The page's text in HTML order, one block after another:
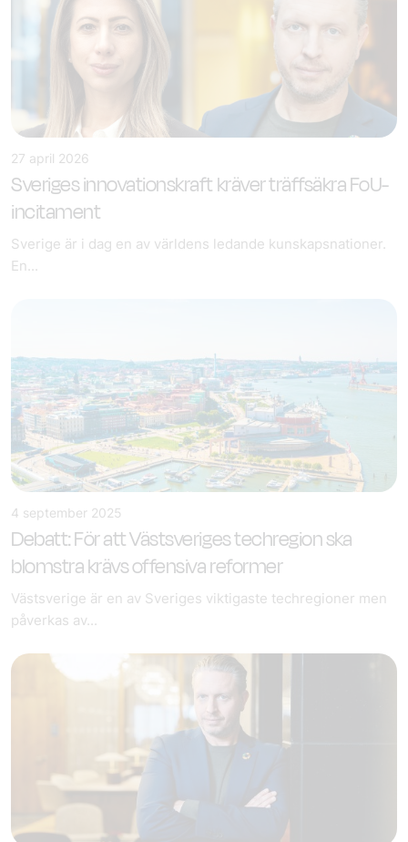
27 april 2026
Sveriges innovationskraft kräver träffsäkra FoU-
incitament
Sverige är i dag en av världens ledande kunskapsnationer.
En...
4 september 2025
Debatt: För att Västsveriges techregion ska
blomstra krävs offensiva reformer
Västsverige är en av Sveriges viktigaste techregioner men
påverkas av...